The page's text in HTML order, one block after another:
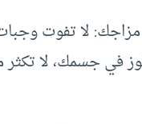
في جسمك، لا